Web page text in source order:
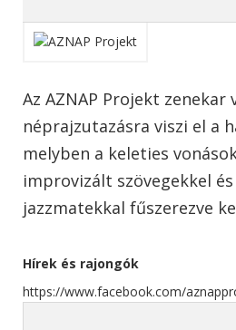
Az AZNAP Projekt zenekar
néprajzutazásra viszi el a
melyben a keleties
improvizált szövegekkel
jazzmatekkal fűszerezve
Hírek és rajongók
https://www.facebook.com/